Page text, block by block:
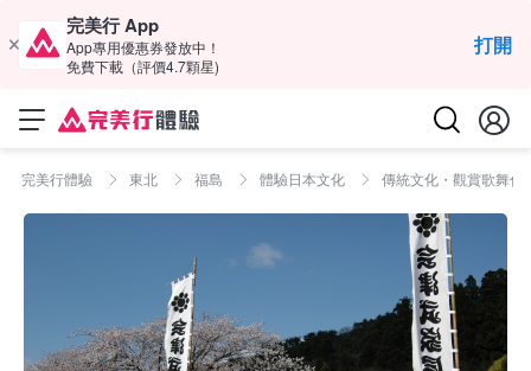
完美行 App
App專用優惠券發放中！
免費下載（評價4.7顆星)
打開
完美行體驗 東北 福島 體驗日本文化 傳統文化・觀賞歌舞伎